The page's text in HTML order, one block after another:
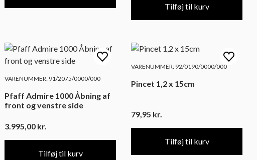
Tilføj til kurv
VARENUMMER: 91/2075/0000/000
Pfaff Admire 1000 Åbning af
front og venstre side
3.995,00 kr.
Tilføj til kurv
VARENUMMER: 92/0190/0000/000
Pincet 1,2 x 15cm
79,95 kr.
Tilføj til kurv